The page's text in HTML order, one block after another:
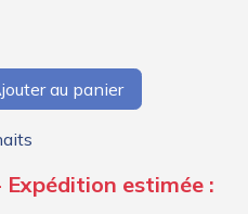
au panier
estimée :